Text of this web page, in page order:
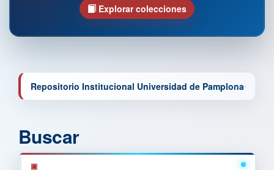
Explorar colecciones
Repositorio Institucional Universidad de Pamplona
Buscar